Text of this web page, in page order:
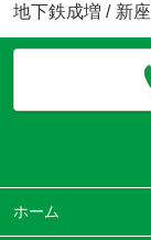
地下鉄成増 / 新座
ホーム